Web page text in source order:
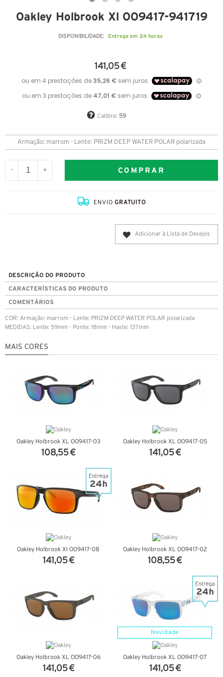
Oakley Holbrook Xl OO9417-941719
DISPONIBILIDADE: Entrega em 24 horas
141,05 €
Calibre: 59
Armação: marrom - Lente: PRIZM DEEP WATER POLAR polarizada
- + COMPRAR
ENVIOGRATUITO
Adicionar à Lista de Desejos
DESCRIÇÃO DO PRODUTO
CARACTERÍSTICAS DO PRODUTO
COMENTÁRIOS
COR: Armação: marrom - Lente: PRIZM DEEP WATER POLAR polarizada
MEDIDAS: Lente: 59mm - Ponte: 18mm - Haste: 137mm
MAIS CORES
Oakley Holbrook XL OO9417-03
108,55 €
Oakley Holbrook XL OO9417-05
141,05 €
Oakley Holbrook Xl OO9417-08
141,05 €
Oakley Holbrook XL OO9417-02
108,55 €
Oakley Holbrook XL OO9417-06
141,05 €
Novidade
Oakley Holbrook XL OO9417-07
141,05 €